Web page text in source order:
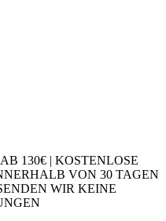
130€ | KOSTENLOSE
VON 30 TAGEN
WIR KEINE